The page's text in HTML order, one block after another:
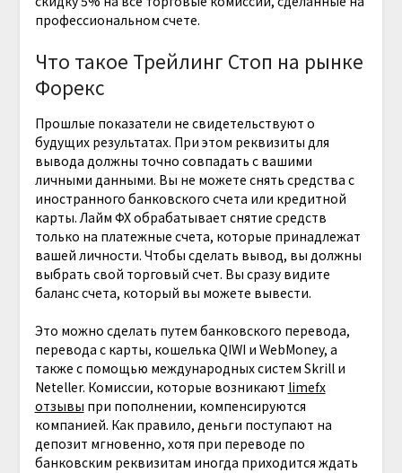
профессиональном счете.
Что такое Трейлинг Стоп на рынке
Форекс
Прошлые показатели не свидетельствуют о
будущих результатах. При этом реквизиты для
вывода должны точно совпадать с вашими
личными данными. Вы не можете снять средства с
иностранного банковского счета или кредитной
карты. Лайм ФХ обрабатывает снятие средств
только на платежные счета, которые принадлежат
вашей личности. Чтобы сделать вывод, вы должны
выбрать свой торговый счет. Вы сразу видите
баланс счета, который вы можете вывести.
Это можно сделать путем банковского перевода,
перевода с карты, кошелька QIWI и WebMoney, а
также с помощью международных систем Skrill и
Neteller. Комиссии, которые возникают limefx
отзывы при пополнении, компенсируются
компанией. Как правило, деньги поступают на
депозит мгновенно, хотя при переводе по
банковским реквизитам иногда приходится ждать